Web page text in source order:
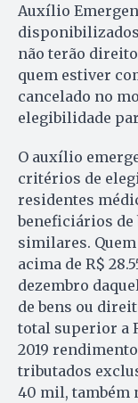
Auxílio
não terão
quem estiver
cancelado no
elegibilidade
O auxílio
critérios de
residentes
beneficiários de
similares.
acima de R$
dezembro
de bens ou
total superior a
2019
tributados
40 mil, também